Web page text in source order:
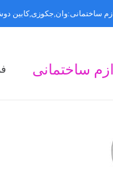
ساختمانی
ساختمانی:وان,جکوزی,کابین